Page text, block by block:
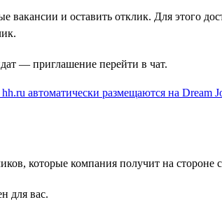
вакансии и оставить отклик. Для этого
— приглашение перейти в чат.
которые компания получит на стороне
для вас.